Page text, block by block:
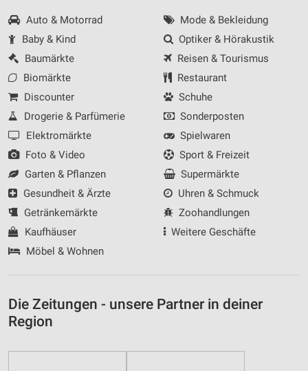
Auto & Motorrad
Baby & Kind
Baumärkte
Biomärkte
Discounter
Drogerie & Parfümerie
Elektromärkte
Foto & Video
Garten & Pflanzen
Gesundheit & Ärzte
Getränkemärkte
Kaufhäuser
Möbel & Wohnen
Mode & Bekleidung
Optiker & Hörakustik
Reisen & Tourismus
Restaurant
Schuhe
Sonderposten
Spielwaren
Sport & Freizeit
Supermärkte
Uhren & Schmuck
Zoohandlungen
Weitere Geschäfte
Die Zeitungen - unsere Partner in deiner
Region